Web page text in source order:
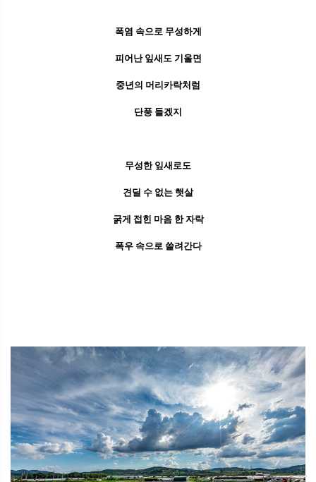
폭염 속으로 무성하게
피어난 잎새도 기울면
중년의 머리카락처럼
단풍 들겠지
무성한 잎새로도
견딜 수 없는 햇살
굵게 접힌 마음 한 자락
폭우 속으로 쓸려간다